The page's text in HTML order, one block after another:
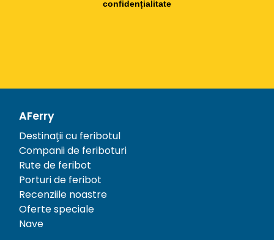
confidențialitate
AFerry
Destinații cu feribotul
Companii de feriboturi
Rute de feribot
Porturi de feribot
Recenziile noastre
Oferte speciale
Nave